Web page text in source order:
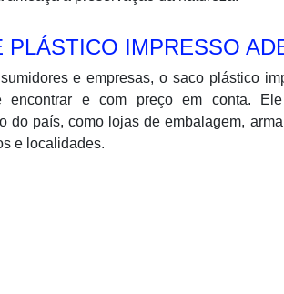
IMPRESSO
e empresas, o saco plástico
e com preço em conta.
do país, como lojas de embalagem,
e localidades.